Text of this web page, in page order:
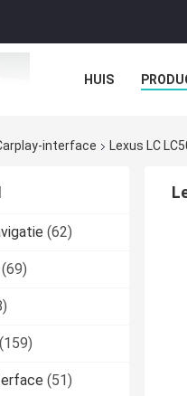
HUIS
interface Lexus LC
(62)
(69)
(159)
(51)